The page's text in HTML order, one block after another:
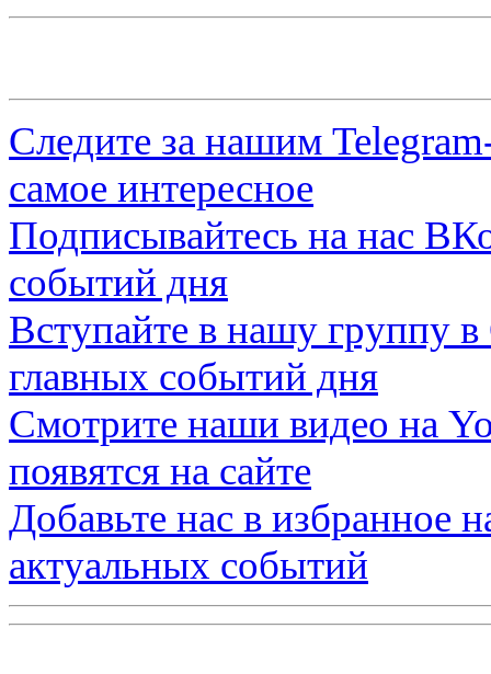
Следите за нашим
самое интересное
Подписывайтесь на нас
событий дня
Вступайте в нашу группу в
главных событий дня
Смотрите наши видео на
появятся на сайте
Добавьте нас в избранное
актуальных событий